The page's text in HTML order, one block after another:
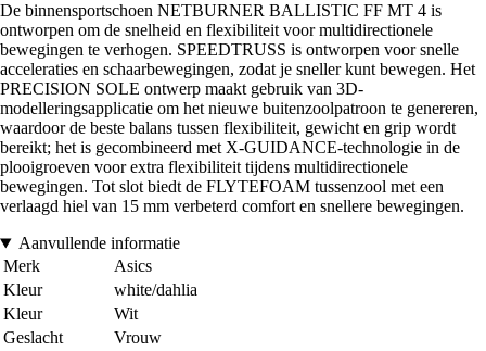
De binnensportschoen NETBURNER BALLISTIC FF MT 4 is
ontworpen om de snelheid en flexibiliteit voor multidirectionele
bewegingen te verhogen. SPEEDTRUSS is ontworpen voor snelle
acceleraties en schaarbewegingen, zodat je sneller kunt bewegen. Het
PRECISION SOLE ontwerp maakt gebruik van 3D-
modelleringsapplicatie om het nieuwe buitenzoolpatroon te genereren,
waardoor de beste balans tussen flexibiliteit, gewicht en grip wordt
bereikt; het is gecombineerd met X-GUIDANCE-technologie in de
plooigroeven voor extra flexibiliteit tijdens multidirectionele
bewegingen. Tot slot biedt de FLYTEFOAM tussenzool met een
verlaagd hiel van 15 mm verbeterd comfort en snellere bewegingen.
Aanvullende informatie
Merk
Asics
Kleur
white/dahlia
Kleur
Wit
Geslacht
Vrouw